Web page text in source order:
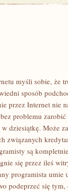
myśli sobie, że
sposób
przez Internet nie
problemu
dziesiątkę. Może
związanych
są
się przez ileś
programista umie
podeprzeć się tym,